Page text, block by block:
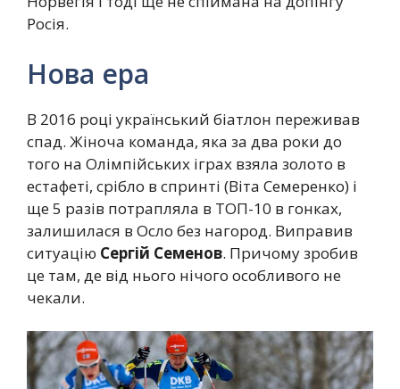
Росія.
Нова ера
В 2016 році український біатлон переживав
спад. Жіноча команда, яка за два роки до
того на Олімпійських іграх взяла золото в
естафеті, срібло в спринті (Віта Семеренко) і
ще 5 разів потрапляла в ТОП-10 в гонках,
залишилася в Осло без нагород. Виправив
ситуацію Сергій Семенов. Причому зробив
це там, де від нього нічого особливого не
чекали.